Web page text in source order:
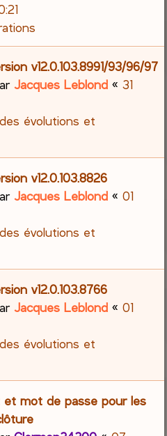
v12.0.103.8991/93/96/97
Jacques Leblond «31
évolutions et
v12.0.103.8826
Jacques Leblond «01
évolutions et
v12.0.103.8766
Jacques Leblond «01
évolutions et
et mot de passe pour les